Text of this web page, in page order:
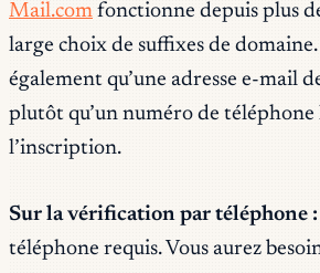
Mail.com fonctionne depuis plus
large choix de suffixes de
également qu’une adresse e-mail
plutôt qu’un numéro de téléphone
l’inscription.
Sur la vérification par téléphone :
téléphone requis. Vous aurez